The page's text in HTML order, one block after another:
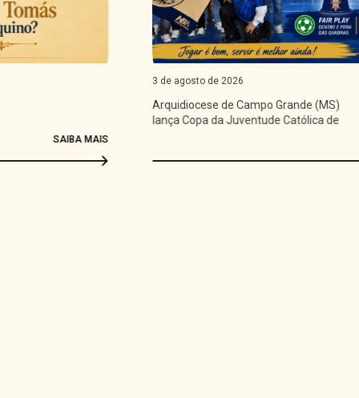
Arquidiocese de Campo Grande (MS)
lança Copa da Juventude Católica de